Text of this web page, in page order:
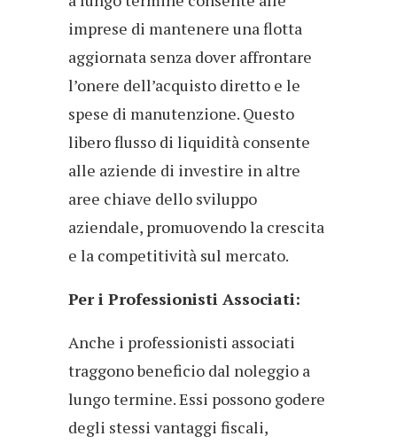
imprese di mantenere una flotta
aggiornata senza dover affrontare
l’onere dell’acquisto diretto e le
spese di manutenzione. Questo
libero flusso di liquidità consente
alle aziende di investire in altre
aree chiave dello sviluppo
aziendale, promuovendo la crescita
e la competitività sul mercato.
Per i Professionisti Associati:
Anche i professionisti associati
traggono beneficio dal noleggio a
lungo termine. Essi possono godere
degli stessi vantaggi fiscali,